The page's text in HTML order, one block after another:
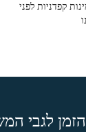
קפדניות לפני
לגבי